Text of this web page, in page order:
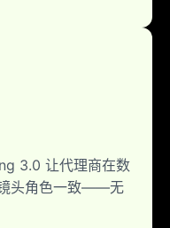
3.0 让代理商在数
头角色一致——无